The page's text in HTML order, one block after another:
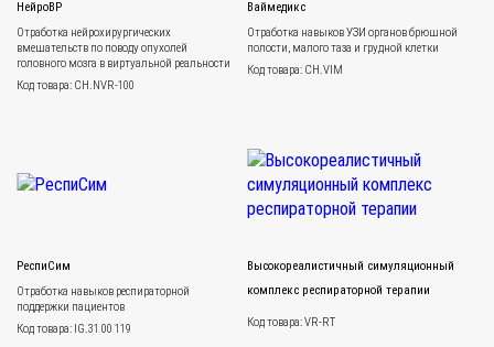
НейроВР
Отработка нейрохирургических
вмешательств по поводу опухолей
головного мозга в виртуальной реальности
Код товара: CH.NVR-100
Ваймедикс
Отработка навыков УЗИ органов брюшной
полости, малого таза и грудной клетки
Код товара: CH.VIM
РеспиСим
Отработка навыков респираторной
поддержки пациентов
Код товара: IG.31 00 119
Высокореалистичный симуляционный
комплекс респираторной терапии
Код товара: VR-RT